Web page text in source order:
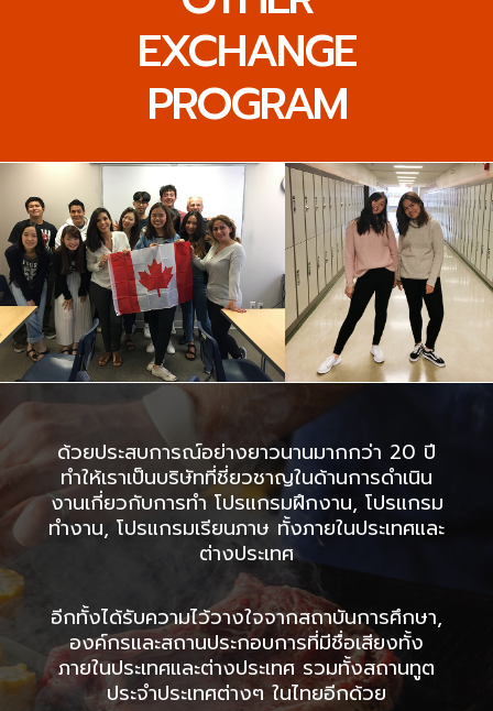
EXCHANGE
PROGRAM
ด้วยประสบการณ์อย่างยาวนานมากกว่า 20 ปี
ทำให้เราเป็นบริษัทที่ชี่ยวชาญในด้านการดำเนิน
งานเกี่ยวกับการทำ โปรแกรมฝึกงาน, โปรแกรม
ทำงาน, โปรแกรมเรียนภาษ ทั้งภายในประเทศและ
ต่างประเทศ
อีกทั้งได้รับความไว้วางใจจากสถาบันการศึกษา,
องค์กรและสถานประกอบการที่มีชื่อเสียงทั้ง
ภายในประเทศและต่างประเทศ รวมทั้งสถานทูต
ประจำประเทศต่างๆ ในไทยอีกด้วย